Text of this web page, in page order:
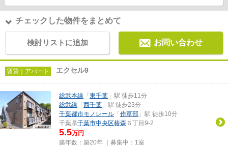
チェックした物件をまとめて
検討リストに追加 お問い合わせ
賃貸｜アパート エクセル9
総武本線 「 東千葉 」駅 徒歩11分
総武線 「 西千葉 」駅 徒歩23分
千葉都市モノレール 「 作草部 」駅 徒歩10分
千葉県千葉市中央区椿森 ６丁目9-2
5.5万円
築年数：築20年 ｜募集中： 1室